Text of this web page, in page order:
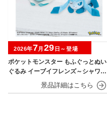
ポケットモンスター もふぐっとぬい
ぐるみ イーブイフレンズ～シャワー
ズ・グレイシア～おひるねver.
2026年7月 29 日～登場